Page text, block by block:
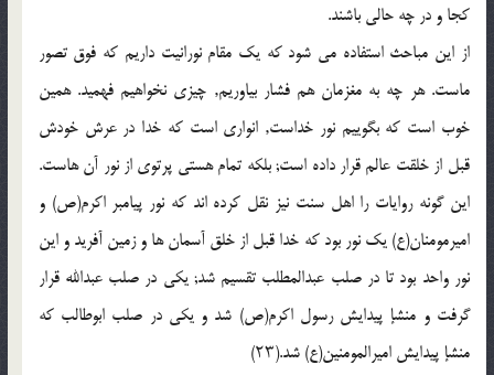
کجا و در چه حالى باشند.
از این مباحث استفاده مى شود که یک مقام نورانیت داریم که فوق تصور
ماست. هر چه به مغزمان هم فشار بیاوریم, چیزى نخواهیم فهمید. همین
خوب است که بگوییم نور خداست, انوارى است که خدا در عرش خودش
قبل از خلقت عالم قرار داده است; بلکه تمام هستى پرتوى از نور آن هاست.
این گونه روایات را اهل سنت نیز نقل کرده اند که نور پیامبر اکرم(ص) و
امیرمومنان(ع) یک نور بود که خدا قبل از خلق آسمان ها و زمین آفرید و این
نور واحد بود تا در صلب عبدالمطلب تقسیم شد; یکى در صلب عبدالله قرار
گرفت و منشإ پیدایش رسول اکرم(ص) شد و یکى در صلب ابوطالب که
منشإ پیدایش امیرالمومنین(ع) شد.(۲۳)